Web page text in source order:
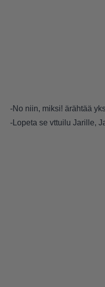
-No niin, miksi! ärähtää
-Lopeta se vttuilu Jarille,